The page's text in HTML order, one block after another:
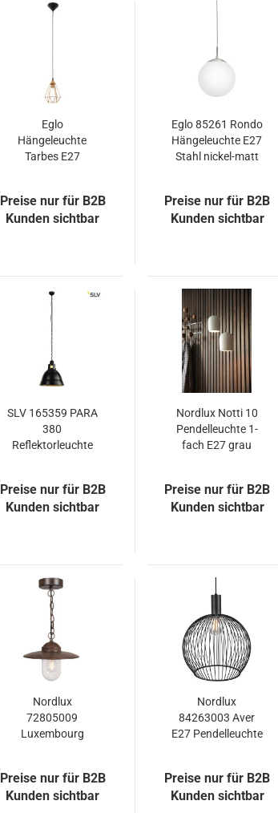
Eglo
Hängeleuchte
Tarbes E27
Preise nur für B2B
Kunden sichtbar
Eglo 85261 Rondo
Hängeleuchte E27
Stahl nickel-matt
Preise nur für B2B
Kunden sichtbar
SLV 165359 PARA
380
Reflektorleuchte
Preise nur für B2B
Kunden sichtbar
Nordlux Notti 10
Pendelleuchte 1-
fach E27 grau
Preise nur für B2B
Kunden sichtbar
Nordlux
72805009
Luxembourg
Preise nur für B2B
Kunden sichtbar
Nordlux
84263003 Aver
E27 Pendelleuchte
Preise nur für B2B
Kunden sichtbar